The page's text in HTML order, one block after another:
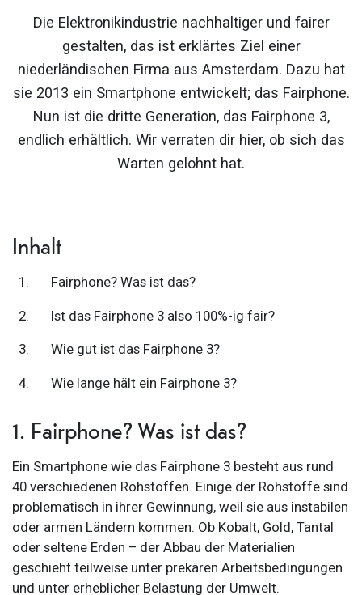
Die Elektronikindustrie nachhaltiger und fairer
gestalten, das ist erklärtes Ziel einer
niederländischen Firma aus Amsterdam. Dazu hat
sie 2013 ein Smartphone entwickelt; das Fairphone.
Nun ist die dritte Generation, das Fairphone 3,
endlich erhältlich. Wir verraten dir hier, ob sich das
Warten gelohnt hat.
Inhalt
Fairphone? Was ist das?
Ist das Fairphone 3 also 100%-ig fair?
Wie gut ist das Fairphone 3?
Wie lange hält ein Fairphone 3?
1. Fairphone? Was ist das?
Ein Smartphone wie das Fairphone 3 besteht aus rund
40 verschiedenen Rohstoffen. Einige der Rohstoffe sind
problematisch in ihrer Gewinnung, weil sie aus instabilen
oder armen Ländern kommen. Ob Kobalt, Gold, Tantal
oder seltene Erden – der Abbau der Materialien
geschieht teilweise unter prekären Arbeitsbedingungen
und unter erheblicher Belastung der Umwelt.